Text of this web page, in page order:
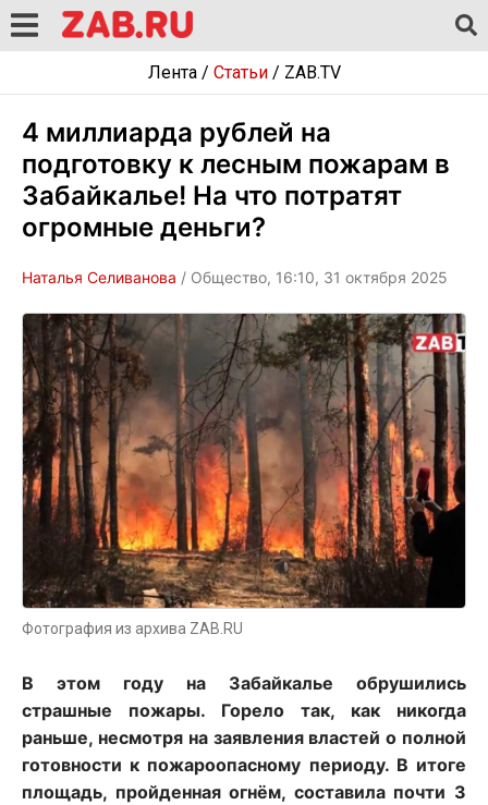
Лента/ Статьи/ ZAB.TV
4 миллиарда рублей на
подготовку к лесным пожарам в
Забайкалье! На что потратят
огромные деньги?
Наталья Селиванова / Общество, 16:10, 31 октября 2025
Фотография из архива ZAB.RU
В этом году на Забайкалье обрушились
страшные пожары. Горело так, как никогда
раньше, несмотря на заявления властей о полной
готовности к пожароопасному периоду. В итоге
площадь, пройденная огнём, составила почти 3